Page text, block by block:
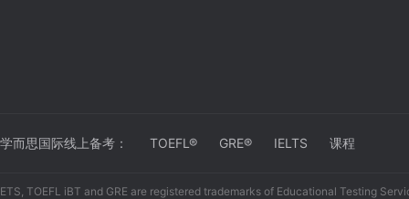
学而思国际线上备考： TOEFL® GRE® IELTS 课程
ETS, TOEFL iBT and GRE are registered trademarks of Educational Testing